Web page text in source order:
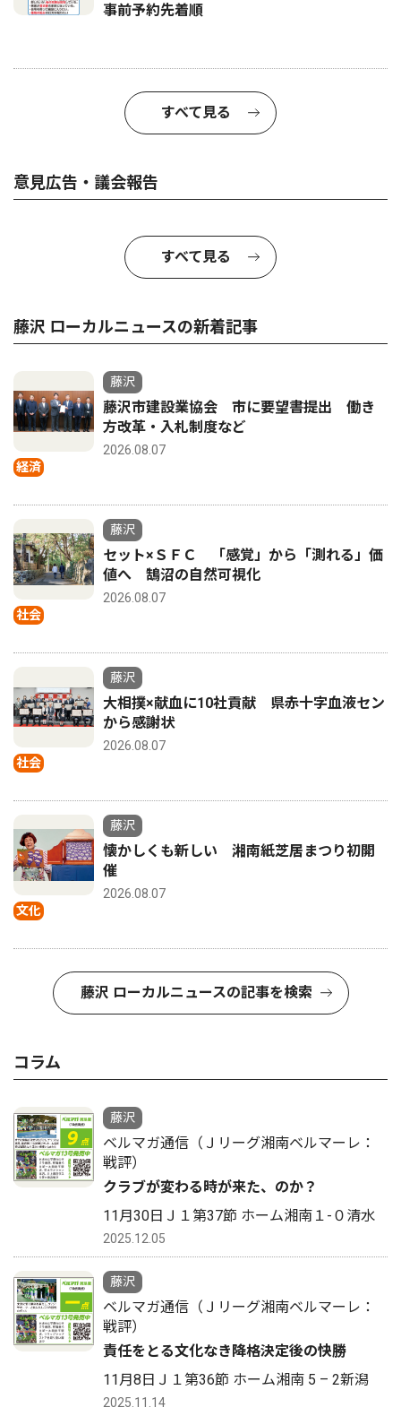
事前予約先着順
すべて見る
意見広告・議会報告
すべて見る
藤沢 ローカルニュースの新着記事
経済
藤沢
藤沢市建設業協会 市に要望書提出 働き
方改革・入札制度など
2026.08.07
社会
藤沢
セット×ＳＦＣ 「感覚」から「測れる」価
値へ 鵠沼の自然可視化
2026.08.07
社会
藤沢
大相撲×献血に10社貢献 県赤十字血液セン
から感謝状
2026.08.07
文化
藤沢
懐かしくも新しい 湘南紙芝居まつり初開
催
2026.08.07
藤沢 ローカルニュースの記事を検索
コラム
藤沢
ベルマガ通信（Ｊリーグ湘南ベルマーレ：
戦評）
クラブが変わる時が来た、のか？
11月30日Ｊ１第37節 ホーム湘南１-０清水
2025.12.05
藤沢
ベルマガ通信（Ｊリーグ湘南ベルマーレ：
戦評）
責任をとる文化なき降格決定後の快勝
11月8日Ｊ１第36節 ホーム湘南 5 – 2新潟
2025.11.14